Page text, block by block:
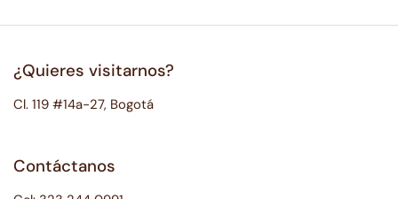
¿Quieres visitarnos?
Cl. 119 #14a-27, Bogotá
Contáctanos